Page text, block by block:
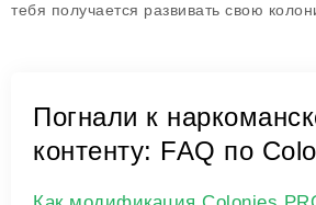
тебя получается развивать свою
Погнали к
контенту: FAQ по